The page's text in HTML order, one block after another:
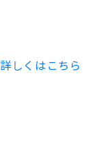
詳しくはこちら